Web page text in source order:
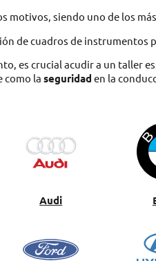
motivos, siendo uno de los
de cuadros de instrumentos
es crucial acudir a un taller
como la seguridad en la
Audi